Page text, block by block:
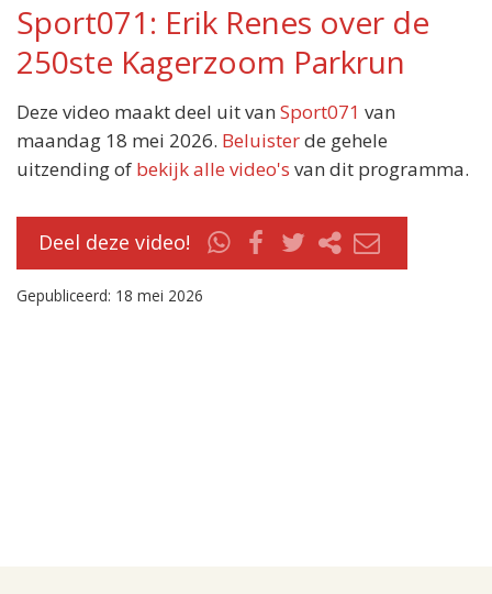
Sport071: Erik Renes over de
250ste Kagerzoom Parkrun
Deze video maakt deel uit van Sport071 van
maandag 18 mei 2026. Beluisterde gehele
uitzending of bekijk alle video's van dit programma.
Deel deze video!
Gepubliceerd: 18 mei 2026